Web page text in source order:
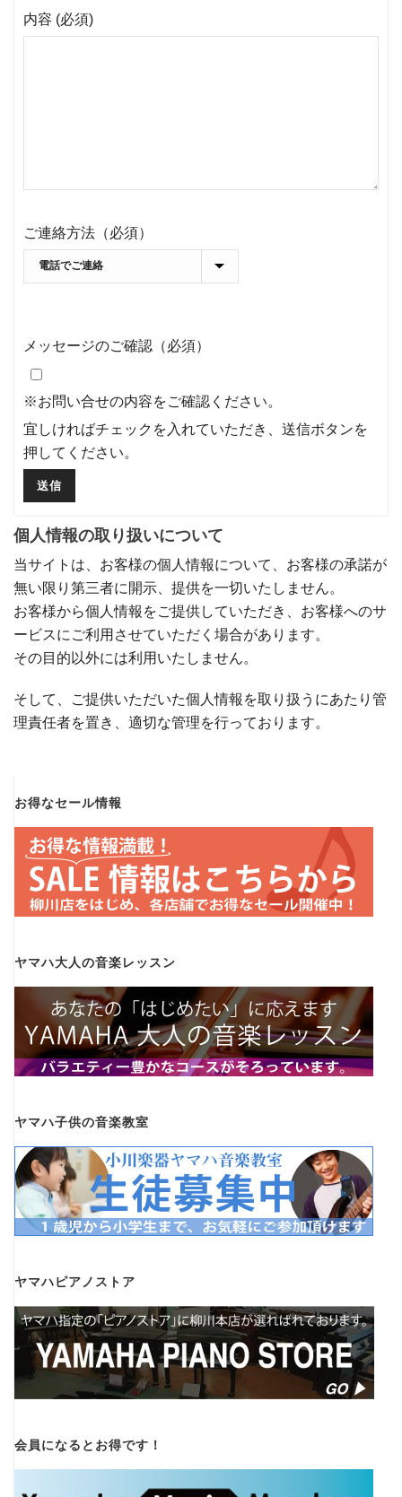
内容 (必須)
ご連絡方法（必須）
メッセージのご確認（必須）
※お問い合せの内容をご確認ください。
宜しければチェックを入れていただき、送信ボタンを
押してください。
個人情報の取り扱いについて
当サイトは、お客様の個人情報について、お客様の承諾が
無い限り第三者に開示、提供を一切いたしません。
お客様から個人情報をご提供していただき、お客様へのサ
ービスにご利用させていただく場合があります。
その目的以外には利用いたしません。
そして、ご提供いただいた個人情報を取り扱うにあたり管
理責任者を置き、適切な管理を行っております。
お得なセール情報
ヤマハ大人の音楽レッスン
ヤマハ子供の音楽教室
ヤマハピアノストア
会員になるとお得です！